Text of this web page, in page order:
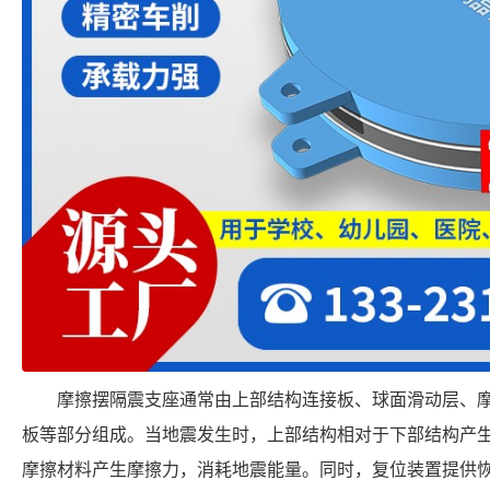
摩擦摆隔震支座通常由上部结构连接板、球面滑动层、
板等部分组成。当地震发生时，上部结构相对于下部结构产
摩擦材料产生摩擦力，消耗地震能量。同时，复位装置提供